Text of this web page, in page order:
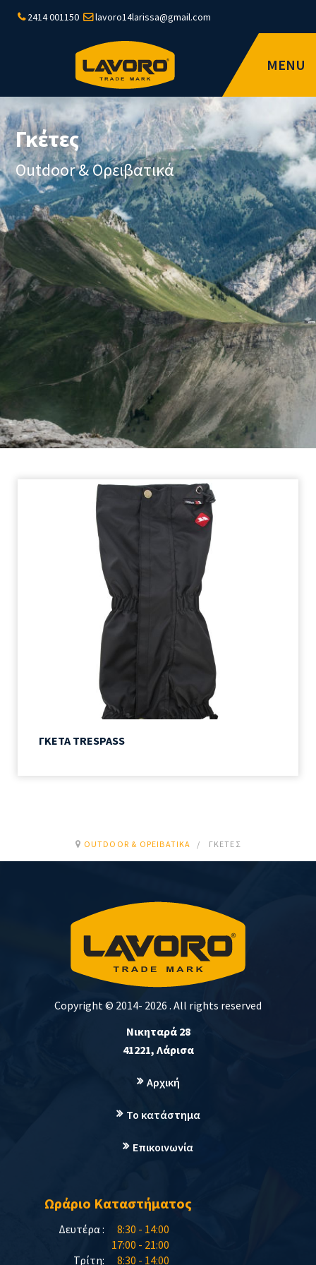
2414 001150 lavoro14larissa@gmail.com
MENU
Γκέτες
Outdoor & Ορειβατικά
ΓΚΕΤΑ TRESPASS
OUTDOOR & ΟΡΕΙΒΑΤΙΚΆ ΓΚΈΤΕΣ
Copyright © 2014- 2026 . All rights reserved
Νικηταρά 28
41221, Λάρισα
Αρχική
Το κατάστημα
Επικοινωνία
Ωράριο Καταστήματος
Δευτέρα :
8:30 - 14:00
17:00 - 21:00
Τρίτη:
8:30 - 14:00